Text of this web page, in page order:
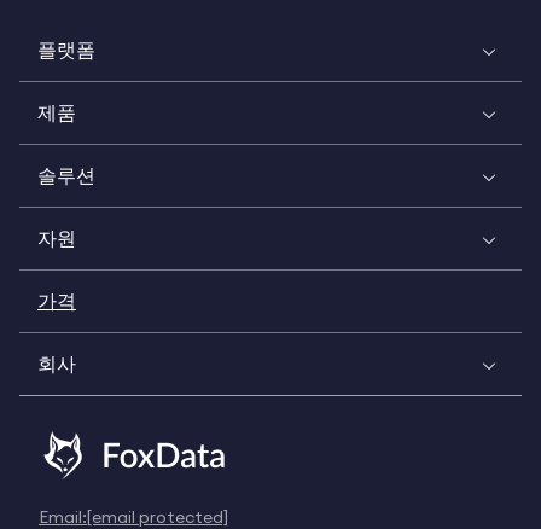
플랫폼
제품
솔루션
자원
가격
회사
Email:[email protected]